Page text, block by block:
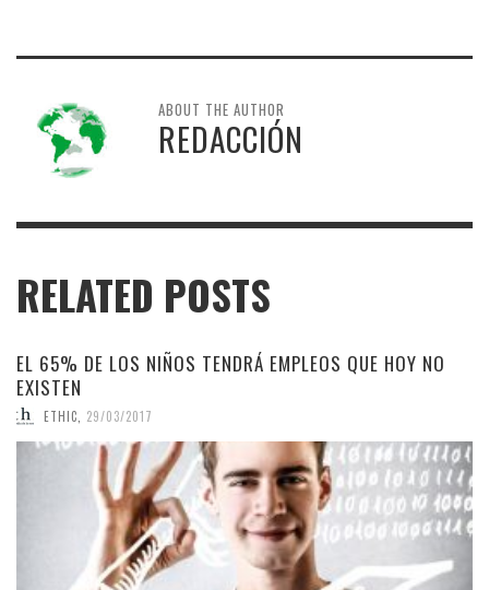
ABOUT THE AUTHOR
REDACCIÓN
RELATED POSTS
EL 65% DE LOS NIÑOS TENDRÁ EMPLEOS QUE HOY NO
EXISTEN
ETHIC 29/03/2017